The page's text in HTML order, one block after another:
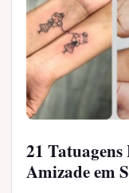
21
Amizade em